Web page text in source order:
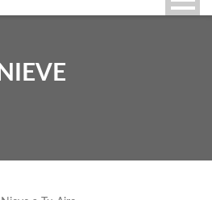
NIEVE